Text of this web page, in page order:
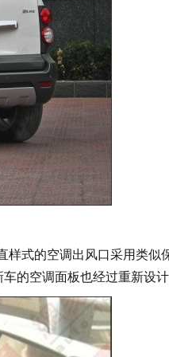
式的空调出风口采用类似
的空调面板也经过重新设计